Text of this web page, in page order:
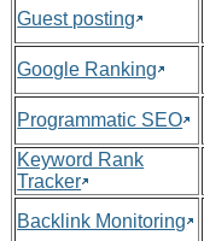
Guest posting
Google Ranking
Programmatic SEO
Keyword Rank
Tracker
Backlink Monitoring